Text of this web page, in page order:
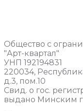
Общество с
"Арт-квартал"
УНП 192194831
220034,
д.3, пом.10
Свид. о гос.
выдано Минским